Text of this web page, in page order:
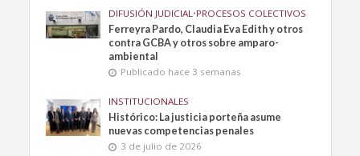
DIFUSIÓN JUDICIAL •PROCESOS COLECTIVOS
Ferreyra Pardo, Claudia Eva Edith y otros
contra GCBA y otros sobre amparo-
ambiental
Publicado hace 3 semanas
INSTITUCIONALES
Histórico: La justicia porteña asume
nuevas competencias penales
3 de julio de 2026